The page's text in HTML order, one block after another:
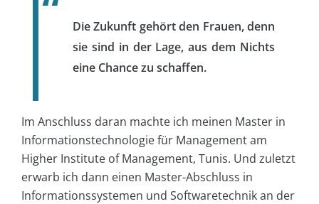
Die Zukunft gehört den Frauen, denn
sie sind in der Lage, aus dem Nichts
eine Chance zu schaffen.
Im Anschluss daran machte ich meinen Master in
Informationstechnologie für Management am
Higher Institute of Management, Tunis. Und zuletzt
erwarb ich dann einen Master-Abschluss in
Informationssystemen und Softwaretechnik an der